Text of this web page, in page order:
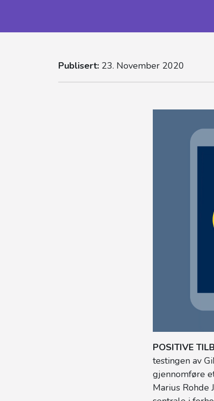
Publisert: 23. November 2020
POSITIVE
testingen av
gjennomføre
Marius Rohde